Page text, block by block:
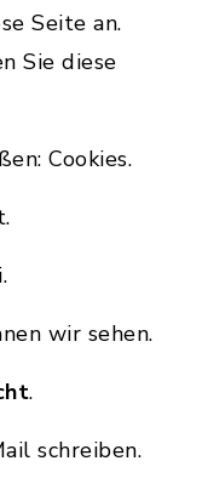
Seite an.
Sie diese
Cookies.
wir sehen.
.
schreiben.